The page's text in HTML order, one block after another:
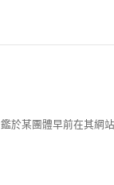
鑑於某團體早前在其網